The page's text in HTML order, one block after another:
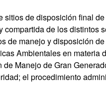
de disposición final
de los distintos
de manejo y disposición
Ambientales en materia
Manejo de Gran
el procedimiento